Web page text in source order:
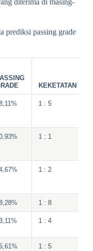
diterima di masing-
prediksi passing grade
KEKETATAN
1 : 5
1 : 1
1 : 2
1 : 8
1 : 4
1 : 5